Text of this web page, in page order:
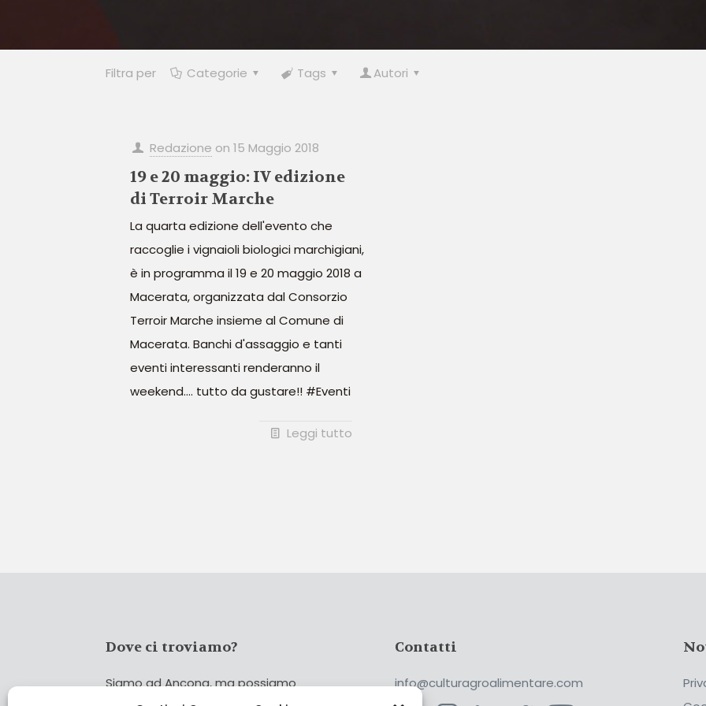
Filtra per Categorie Tags Autori
Redazione on 15 Maggio 2018
19 e 20 maggio: IV edizione
di Terroir Marche
La quarta edizione dell'evento che
raccoglie i vignaioli biologici marchigiani,
è in programma il 19 e 20 maggio 2018 a
Macerata, organizzata dal Consorzio
Terroir Marche insieme al Comune di
Macerata. Banchi d'assaggio e tanti
eventi interessanti renderanno il
weekend.... tutto da gustare!! #Eventi
Leggi tutto
Dove ci troviamo?
Siamo ad Ancona, ma possiamo
Contatti
info@culturagroalimentare.com